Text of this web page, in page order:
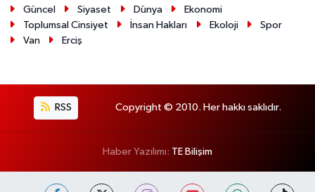
Güncel Siyaset Dünya
Ekonomi
Toplumsal Cinsiyet
İnsan Hakları Ekoloji
Spor
Van
Erciş
RSS Copyright © 2010. Her hakkı saklıdır.
Haber Yazılımı: TE Bilişim